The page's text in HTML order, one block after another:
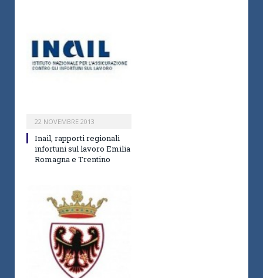
22 NOVEMBRE 2013
Inail, rapporti regionali
infortuni sul lavoro Emilia
Romagna e Trentino